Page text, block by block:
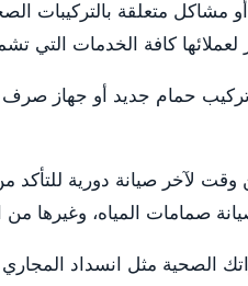
مشاكل متعلقة بالتركيبات
كافة الخدمات التي
حمام جديد أو جهاز صرف
لآخر صيانة دورية
صمامات المياه، وغيرها
الصحية مثل انسداد